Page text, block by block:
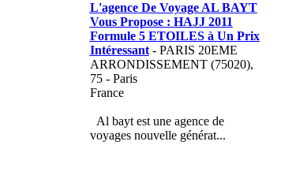
L'agence De Voyage AL BAYT
Vous Propose : HAJJ 2011
Formule 5 ETOILES à Un Prix
Intéressant- PARIS 20EME
ARRONDISSEMENT (75020),
75 - Paris
France
Al bayt est une agence de
voyages nouvelle générat...